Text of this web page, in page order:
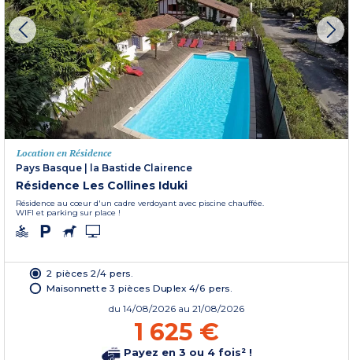
Location en Résidence
Pays Basque
la Bastide Clairence
Résidence Les Collines Iduki
Résidence au cœur d'un cadre verdoyant avec piscine chauffée.
WIFI et parking sur place !
2 pièces 2/4 pers.
Maisonnette 3 pièces Duplex 4/6 pers.
du 14/08/2026 au 21/08/2026
1 625 €
Payez en 3 ou 4 fois² !